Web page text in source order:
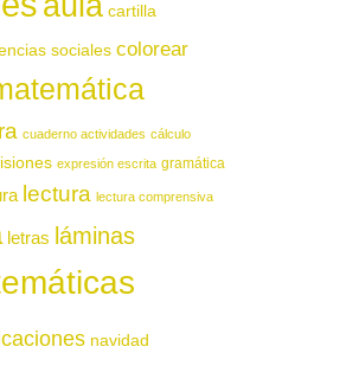
cartilla
sociales colorear
cuaderno actividades cálculo
expresión escrita gramática
lectura lectura comprensiva
letras láminas
navidad